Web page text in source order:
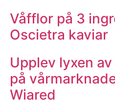
Våfflor på 3
Oscietra kaviar
Upplev lyxen
på
Wiared